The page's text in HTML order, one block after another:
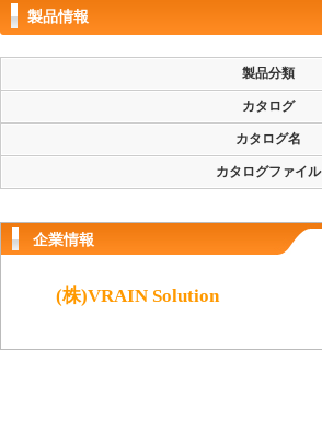
製品情報
製品分類
カタログ
カタログ名
カタログファイル
企業情報
(株)VRAIN Solution